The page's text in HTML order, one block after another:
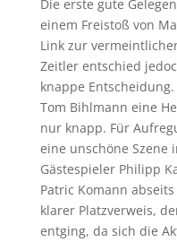
Die erste gute
einem Freistoß von
Link zur
Zeitler entschied
knappe
Tom Bihlmann eine
nur knapp. Für
eine unschöne Szene
Gästespieler Philipp
Patric Komann
klarer Platzverweis,
entging, da sich die